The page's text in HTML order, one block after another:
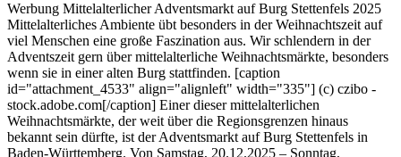
Werbung Mittelalterlicher Adventsmarkt auf Burg Stettenfels 2025
Mittelalterliches Ambiente übt besonders in der Weihnachtszeit auf
viel Menschen eine große Faszination aus. Wir schlendern in der
Adventszeit gern über mittelalterliche Weihnachtsmärkte, besonders
wenn sie in einer alten Burg stattfinden. [caption
id="attachment_4533" align="alignleft" width="335"] (c) czibo -
stock.adobe.com[/caption] Einer dieser mittelalterlichen
Weihnachtsmärkte, der weit über die Regionsgrenzen hinaus
bekannt sein dürfte, ist der Adventsmarkt auf Burg Stettenfels in
Baden-Württemberg. Von Samstag, 20.12.2025 – Sonntag,